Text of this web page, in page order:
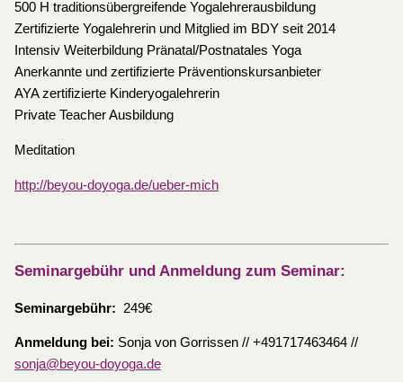
500 H traditionsübergreifende Yogalehrerausbildung
Zertifizierte Yogalehrerin und Mitglied im BDY seit 2014
Intensiv Weiterbildung Pränatal/Postnatales Yoga
Anerkannte und zertifizierte Präventionskursanbieter
AYA zertifizierte Kinderyogalehrerin
Private Teacher Ausbildung
Meditation
http://beyou-doyoga.de/ueber-mich
Seminargebühr und Anmeldung zum Seminar:
Seminargebühr: 249€
Anmeldung bei: Sonja von Gorrissen // +491717463464 //
sonja@beyou-doyoga.de